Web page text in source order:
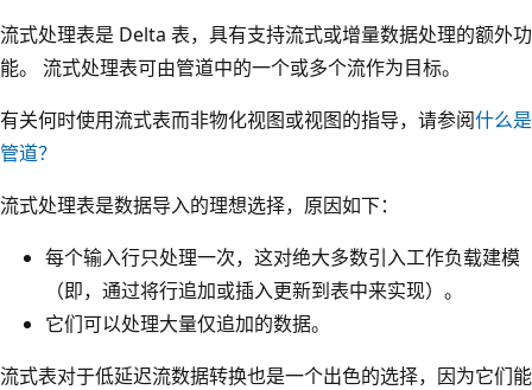
流式处理表是 Delta 表，具有支持流式或增量数据处理的额外功
能。 流式处理表可由管道中的一个或多个流作为目标。
有关何时使用流式表而非物化视图或视图的指导，请参阅什么是
管道？
流式处理表是数据导入的理想选择，原因如下：
每个输入行只处理一次，这对绝大多数引入工作负载建模
（即，通过将行追加或插入更新到表中来实现）。
它们可以处理大量仅追加的数据。
流式表对于低延迟流数据转换也是一个出色的选择，因为它们能